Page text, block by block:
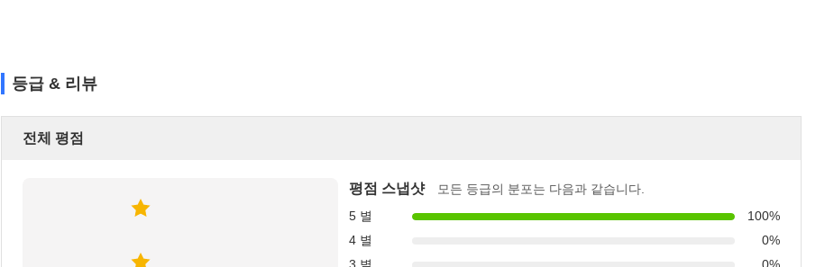
등급 & 리뷰
전체 평점
평점 스냅샷
모든 등급의 분포는 다음과 같습니다.
5 별
100%
4 별
0%